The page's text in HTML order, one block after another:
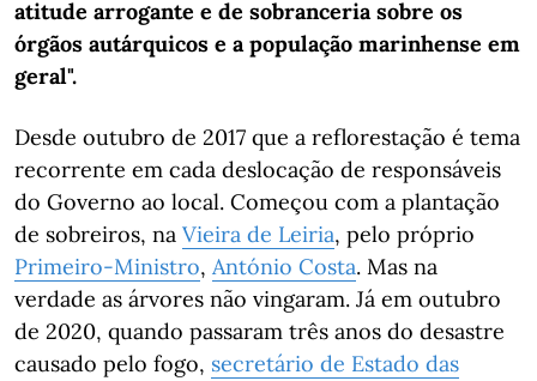
atitude arrogante e de sobranceria sobre os
órgãos autárquicos e a população marinhense em
geral".
Desde outubro de 2017 que a reflorestação é tema
recorrente em cada deslocação de responsáveis
do Governo ao local. Começou com a plantação
de sobreiros, na Vieira de Leiria, pelo próprio
Primeiro-Ministro, António Costa. Mas na
verdade as árvores não vingaram. Já em outubro
de 2020, quando passaram três anos do desastre
causado pelo fogo, secretário de Estado das